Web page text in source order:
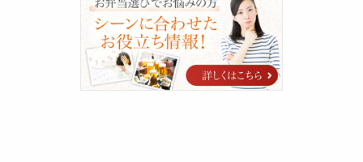
ー
合
わ
せ